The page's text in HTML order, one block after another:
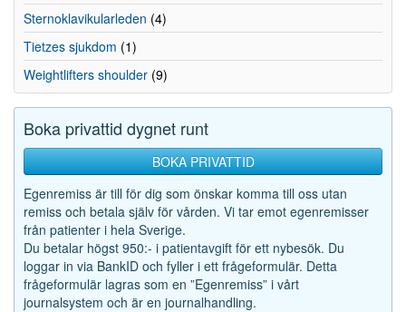
Sternoklavikularleden (4)
Tietzes sjukdom (1)
Weightlifters shoulder (9)
Boka privattid dygnet runt
BOKA PRIVATTID
Egenremiss är till för dig som önskar komma till oss utan
remiss och betala själv för vården. Vi tar emot egenremisser
från patienter i hela Sverige.
Du betalar högst 950:- i patientavgift för ett nybesök. Du
loggar in via BankID och fyller i ett frågeformulär. Detta
frågeformulär lagras som en ”Egenremiss” i vårt
journalsystem och är en journalhandling.